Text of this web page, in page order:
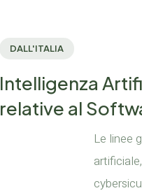
DALL'ITALIA
Intelligenza
relative al
Le linee